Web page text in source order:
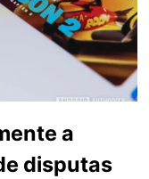
a
disputas